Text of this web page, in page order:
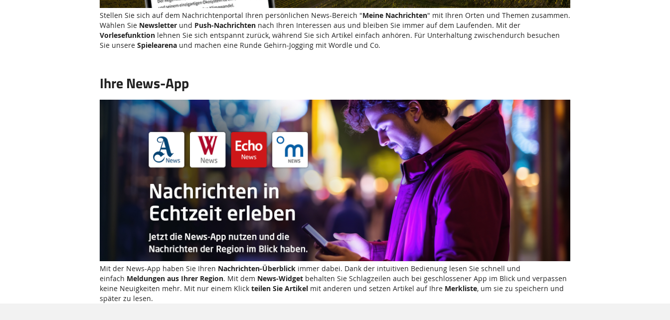
Stellen Sie sich auf dem Nachrichtenportal Ihren persönlichen News-Bereich "Meine Nachrichten" mit Ihren Orten und Themen zusammen.
Wählen Sie Newsletter und Push-Nachrichten nach Ihren Interessen aus und bleiben Sie immer auf dem Laufenden. Mit der
Vorlesefunktion lehnen Sie sich entspannt zurück, während Sie sich Artikel einfach anhören. Für Unterhaltung zwischendurch besuchen
Sie unsere Spielearena und machen eine Runde Gehirn-Jogging mit Wordle und Co.
Ihre News-App
Mit der News-App haben Sie Ihren Nachrichten-Überblick immer dabei. Dank der intuitiven Bedienung lesen Sie schnell und
einfach Meldungen aus Ihrer Region. Mit dem News-Widget behalten Sie Schlagzeilen auch bei geschlossener App im Blick und verpassen
keine Neuigkeiten mehr. Mit nur einem Klick teilen Sie Artikel mit anderen und setzen Artikel auf Ihre Merkliste, um sie zu speichern und
später zu lesen.